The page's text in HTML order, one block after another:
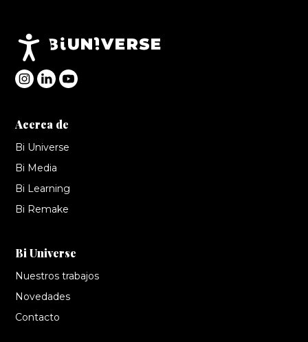
Accesibilidad
Acerca de
Bi Universe
Bi Media
Bi Learning
Bi Remake
Bi Universe
Nuestros trabajos
Novedades
Contacto